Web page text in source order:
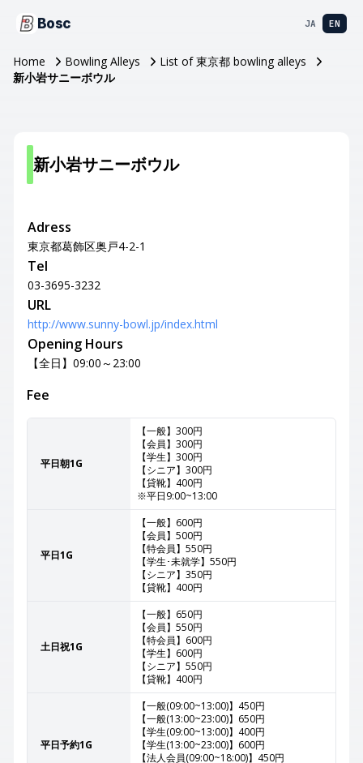
Bosc JA EN
Home Bowling Alleys
List of 東京都 bowling alleys
新小岩サニーボウル
新小岩サニーボウル
Adress
東京都葛飾区奥戸4-2-1
Tel
03-3695-3232
URL
http://www.sunny-bowl.jp/index.html
Opening Hours
【全日】09:00～23:00
Fee
平日朝1G
【一般】300円
【会員】300円
【学生】300円
【シニア】300円
【貸靴】400円
※平日9:00~13:00
平日1G
【一般】600円
【会員】500円
【特会員】550円
【学生･未就学】550円
【シニア】350円
【貸靴】400円
土日祝1G
【一般】650円
【会員】550円
【特会員】600円
【学生】600円
【シニア】550円
【貸靴】400円
平日予約1G
【一般(09:00~13:00)】450円
【一般(13:00~23:00)】650円
【学生(09:00~13:00)】400円
【学生(13:00~23:00)】600円
【法人会員(09:00~18:00)】450円